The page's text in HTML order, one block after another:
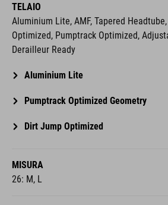
TELAIO
Aluminium Lite, AMF, Tapered
Optimized, Pumptrack Optimized,
Derailleur Ready
Aluminium Lite
Pumptrack Optimized Geometry
Dirt Jump Optimized
MISURA
26: M, L